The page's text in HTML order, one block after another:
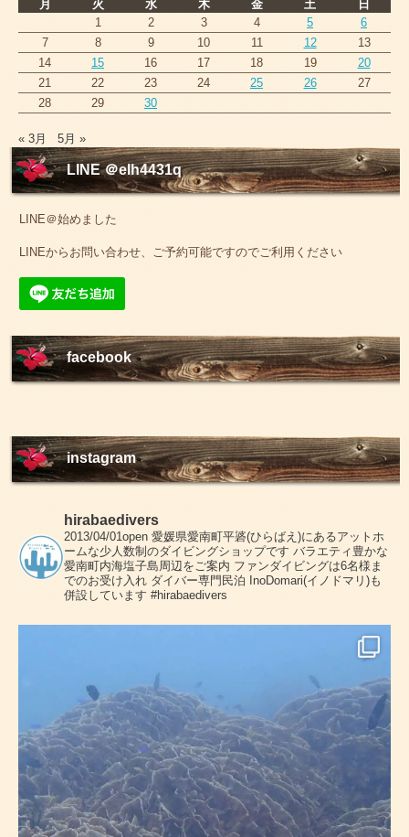
月
火 水 木 金 土
日
1
2 3 4 5
6
7
8 9 10 11 12
13
14
15 16 17 18 19
20
21
22 23 24 25 26
27
28
29 30
« 3月 5月 »
LINE ＠elh4431q
LINE＠始めました
LINEからお問い合わせ、ご予約可能ですのでご利用ください
facebook
instagram
hirabaedivers
2013/04/01open 愛媛県愛南町平碆(ひらばえ)にあるアットホ
ームな少人数制のダイビングショップです バラエティ豊かな
愛南町内海塩子島周辺をご案内 ファンダイビングは6名様ま
でのお受け入れ ダイバー専門民泊 InoDomari(イノドマリ)も
併設しています #hirabaedivers